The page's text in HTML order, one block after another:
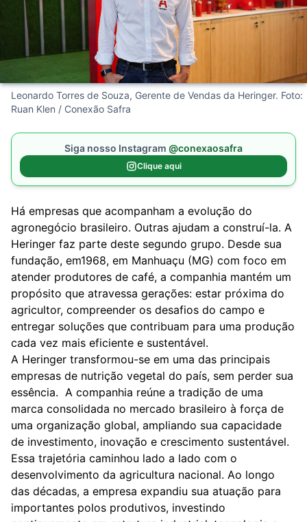
Leonardo Torres de Souza, Gerente de Vendas da Heringer. Foto:
Ruan Klen / Conexão Safra
Siga nosso Instagram @conexaosafra
Clique aqui
Há empresas que acompanham a evolução do
agronegócio brasileiro. Outras ajudam a construí-la. A
Heringer faz parte deste segundo grupo. Desde sua
fundação, em1968, em Manhuaçu (MG) com foco em
atender produtores de café, a companhia mantém um
propósito que atravessa gerações: estar próxima do
agricultor, compreender os desafios do campo e
entregar soluções que contribuam para uma produção
cada vez mais eficiente e sustentável.
A Heringer transformou-se em uma das principais
empresas de nutrição vegetal do país, sem perder sua
essência. A companhia reúne a tradição de uma
marca consolidada no mercado brasileiro à força de
uma organização global, ampliando sua capacidade
de investimento, inovação e crescimento sustentável.
Essa trajetória caminhou lado a lado com o
desenvolvimento da agricultura nacional. Ao longo
das décadas, a empresa expandiu sua atuação para
importantes polos produtivos, investindo